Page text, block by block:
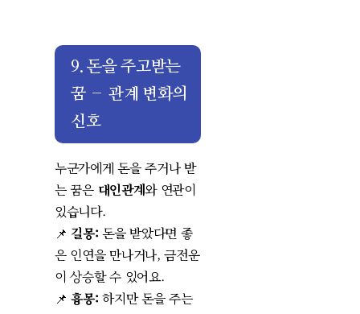
9. 돈을 주고받는
꿈 – 관계 변화의
신호
누군가에게 돈을 주거나 받
는 꿈은 대인관계와 연관이
있습니다.
📌 길몽: 돈을 받았다면 좋
은 인연을 만나거나, 금전운
이 상승할 수 있어요.
📌흉몽: 하지만 돈을 주는